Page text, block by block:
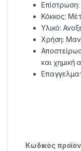
Επίστρωση:
Κόκκος:
Υλικό:
Χρήση:
και χημική
Κωδικός